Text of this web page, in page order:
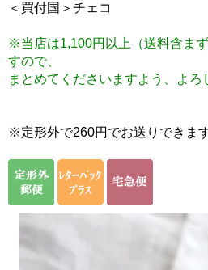
＜買付国＞チェコ
※当店は1,100円以上（送料含ま
すので、
まとめてくださいますよう、よろ
※定形外で260円でお送りできます